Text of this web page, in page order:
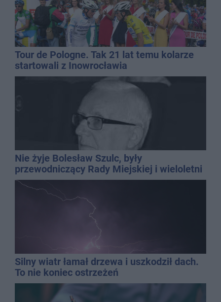
Tour de Pologne. Tak 21 lat temu kolarze
startowali z Inowrocławia
Nie żyje Bolesław Szulc, były
przewodniczący Rady Miejskiej i wieloletni
dyrektor SP 14
Silny wiatr łamał drzewa i uszkodził dach.
To nie koniec ostrzeżeń